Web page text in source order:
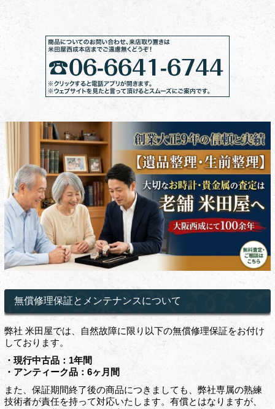
無償修理保証とメンテナンスについて
弊社 米田屋では、自然故障に限り以下の無償修理保証をお付け
しております。
・現行中古品：1年間
・アンティーク品：6ヶ月間
また、保証期間終了後の商品につきましても、弊社専属の熟練
技術者が責任を持って対応いたします。有償とはなりますが、